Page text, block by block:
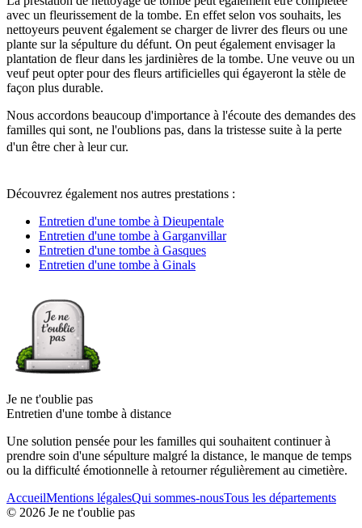
avec un fleurissement de la tombe. En effet selon vos souhaits, les
nettoyeurs peuvent également se charger de livrer des fleurs ou une
plante sur la sépulture du défunt. On peut également envisager la
plantation de fleur dans les jardinières de la tombe. Une veuve ou un
veuf peut opter pour des fleurs artificielles qui égayeront la stèle de
façon plus durable.
Nous accordons beaucoup d'importance à l'écoute des demandes des
familles qui sont, ne l'oublions pas, dans la tristesse suite à la perte
d'un être cher à leur cur.
Découvrez également nos autres prestations :
Entretien d'une tombe à Dieupentale
Entretien d'une tombe à Garganvillar
Entretien d'une tombe à Gasques
Entretien d'une tombe à Ginals
Je ne t'oublie pas
Entretien d'une tombe à distance
Une solution pensée pour les familles qui souhaitent continuer à
prendre soin d'une sépulture malgré la distance, le manque de temps
ou la difficulté émotionnelle à retourner régulièrement au cimetière.
AccueilMentions légalesQui sommes-nousTous les départements
© 2026 Je ne t'oublie pas